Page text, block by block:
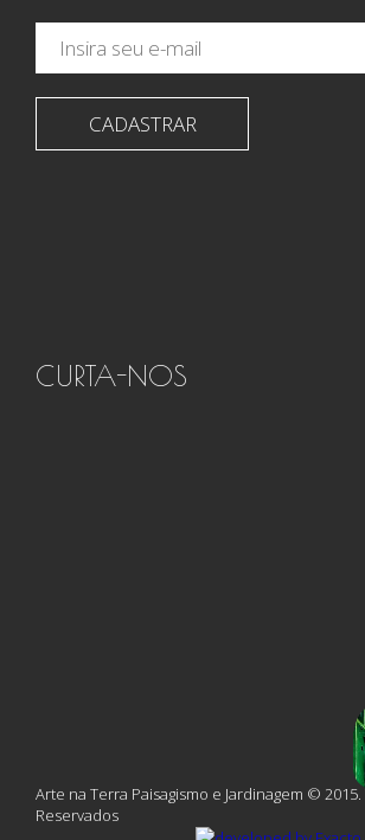
CURTA-NOS
Arte na Terra Paisagismo e Jardinagem ©
Reservados